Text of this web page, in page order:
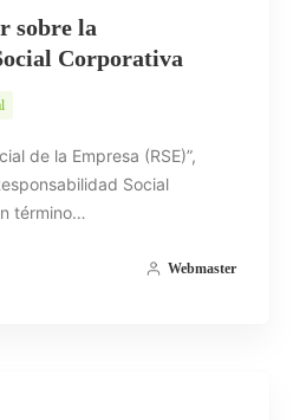
sobre la
Corporativa
de la Empresa (RSE)”,
Social
término…
Webmaster